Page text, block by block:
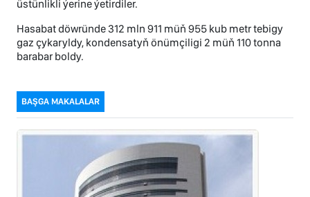
üstünlikli ýerine ýetirdiler.
Hasabat döwründe 312 mln 911 müň 955 kub metr tebigy
gaz çykaryldy, kondensatyň önümçiligi 2 müň 110 tonna
barabar boldy.
BAŞGA MAKALALAR